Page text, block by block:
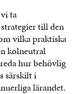
ta
till den
vilka praktiska
kolneutral
hur behövlig
särskilt i
lärandet.